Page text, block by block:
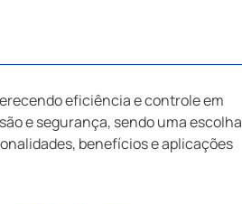
eficiência e controle em
e segurança, sendo uma escolha
benefícios e aplicações